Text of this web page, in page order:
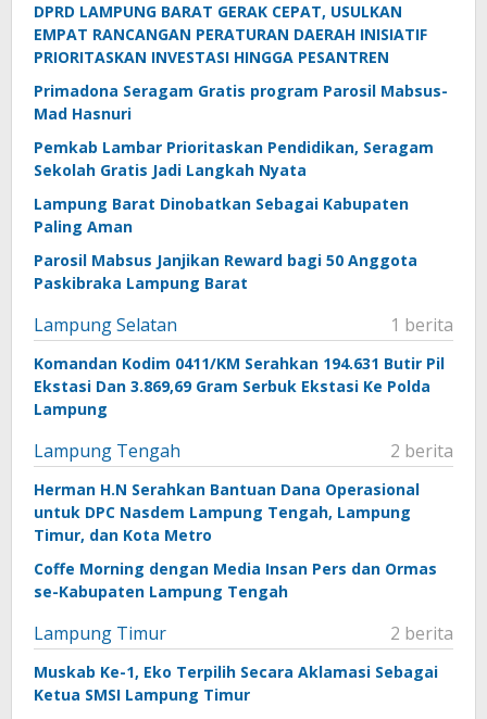
DPRD LAMPUNG BARAT GERAK CEPAT, USULKAN
EMPAT RANCANGAN PERATURAN DAERAH INISIATIF
PRIORITASKAN INVESTASI HINGGA PESANTREN
Primadona Seragam Gratis program Parosil Mabsus-
Mad Hasnuri
Pemkab Lambar Prioritaskan Pendidikan, Seragam
Sekolah Gratis Jadi Langkah Nyata
Lampung Barat Dinobatkan Sebagai Kabupaten
Paling Aman
Parosil Mabsus Janjikan Reward bagi 50 Anggota
Paskibraka Lampung Barat
Lampung Selatan 1 berita
Komandan Kodim 0411/KM Serahkan 194.631 Butir Pil
Ekstasi Dan 3.869,69 Gram Serbuk Ekstasi Ke Polda
Lampung
Lampung Tengah 2 berita
Herman H.N Serahkan Bantuan Dana Operasional
untuk DPC Nasdem Lampung Tengah, Lampung
Timur, dan Kota Metro
Coffe Morning dengan Media Insan Pers dan Ormas
se-Kabupaten Lampung Tengah
Lampung Timur 2 berita
Muskab Ke-1, Eko Terpilih Secara Aklamasi Sebagai
Ketua SMSI Lampung Timur